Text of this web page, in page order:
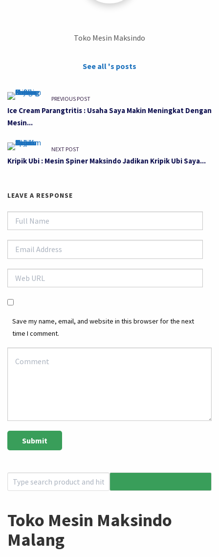
Toko Mesin Maksindo
See all 's posts
PREVIOUS POST
Ice Cream Parangtritis : Usaha Saya Makin Meningkat Dengan
Mesin...
NEXT POST
Kripik Ubi : Mesin Spiner Maksindo Jadikan Kripik Ubi Saya...
LEAVE A RESPONSE
Save my name, email, and website in this browser for the next
time I comment.
Toko Mesin Maksindo
Malang